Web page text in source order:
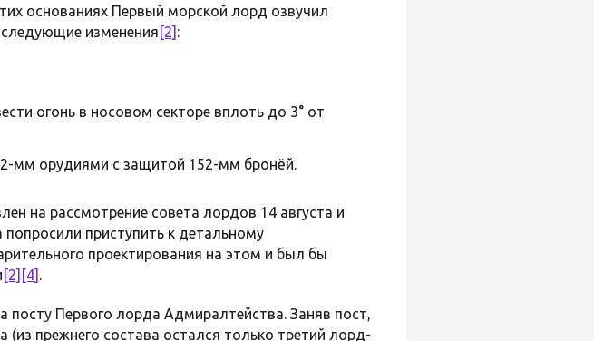
основаниях Первый морской лорд озвучил
следующие изменения [2] :
огонь в носовом секторе вплоть до 3° от
мм орудиями с защитой 152-мм бронёй.
на рассмотрение совета лордов 14 августа и
приступить к детальному
проектирования на этом и был бы
[2] [4] .
посту Первого лорда Адмиралтейства. Заняв пост,
прежнего состава остался только третий лорд-